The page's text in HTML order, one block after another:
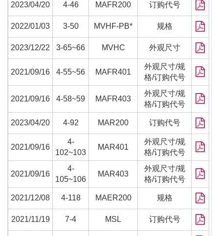
2023/04/20 4-46 MAFR200 订购代号
2022/01/03 3-50 MVHF-PB* 规格
2023/12/22 3-65~66 MVHC 外观尺寸
2021/09/16 4-55~56 MAFR401
外观尺寸/规
格/订购代号
2021/09/16 4-58~59 MAFR403
外观尺寸/规
格/订购代号
2023/04/20 4-92 MAR200 订购代号
2021/09/16
4-
102~103
MAR401
外观尺寸/规
格/订购代号
2021/09/16
4-
105~106
MAR403
外观尺寸/规
格/订购代号
2021/12/08 4-118 MAER200 规格
2021/11/19 7-4 MSL 订购代号